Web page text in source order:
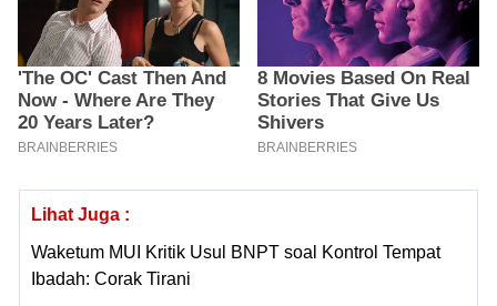
Lihat Juga :
Waketum MUI Kritik Usul BNPT soal Kontrol Tempat
Ibadah: Corak Tirani